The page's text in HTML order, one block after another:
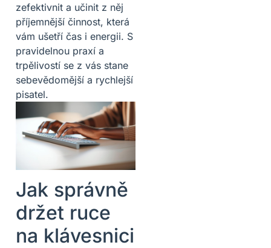
zefektivnit a učinit z něj
příjemnější činnost, která
vám ušetří čas i energii. S
pravidelnou praxí a
trpělivostí se z vás stane
sebevědomější a rychlejší
pisatel.
Jak správně
držet ruce
na klávesnici